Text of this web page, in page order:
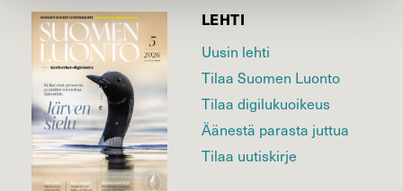
LEHTI
Uusin lehti
Tilaa Suomen Luonto
Tilaa digilukuoikeus
Äänestä parasta juttua
Tilaa uutiskirje